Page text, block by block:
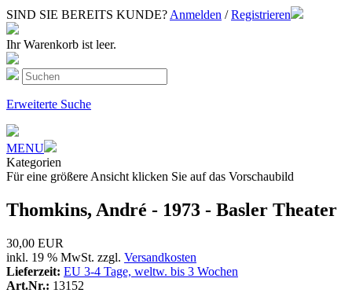
SIND SIE BEREITS KUNDE? Anmelden / Registrieren
Ihr Warenkorb ist leer.
Erweiterte Suche
MENU
Kategorien
Für eine größere Ansicht klicken Sie auf das Vorschaubild
Thomkins, André - 1973 - Basler Theater
30,00 EUR
inkl. 19 % MwSt. zzgl. Versandkosten
Lieferzeit: EU 3-4 Tage, weltw. bis 3 Wochen
Art.Nr.: 13152